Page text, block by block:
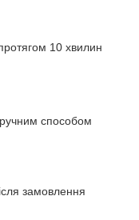
10 хвилин
способом
замовлення